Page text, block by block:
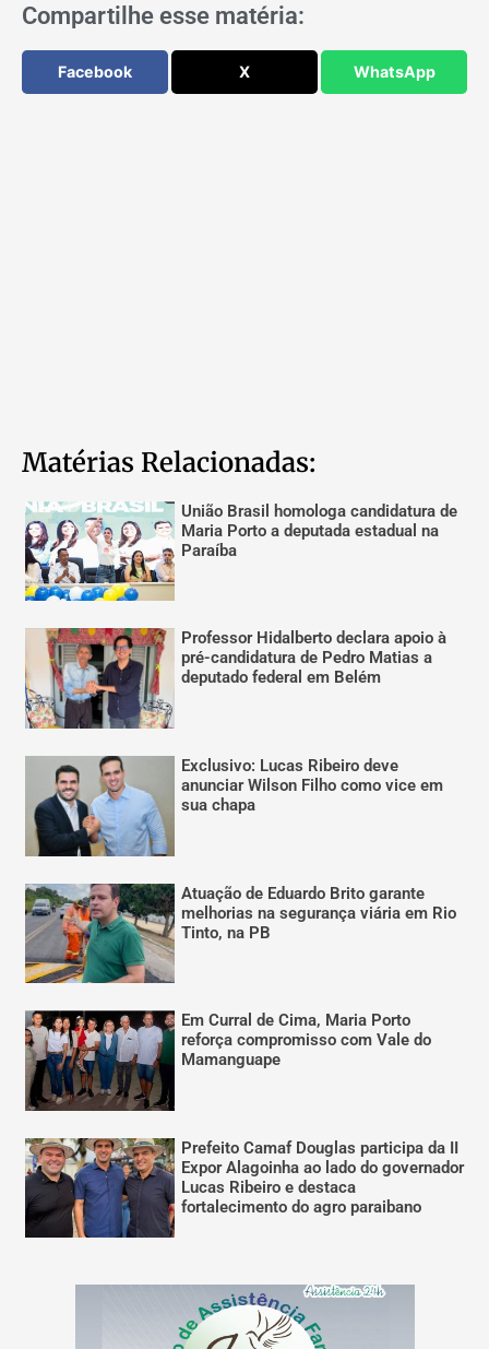
Compartilhe esse matéria:
Facebook X WhatsApp
Matérias Relacionadas:
União Brasil homologa candidatura de
Maria Porto a deputada estadual na
Paraíba
Professor Hidalberto declara apoio à
pré-candidatura de Pedro Matias a
deputado federal em Belém
Exclusivo: Lucas Ribeiro deve
anunciar Wilson Filho como vice em
sua chapa
Atuação de Eduardo Brito garante
melhorias na segurança viária em Rio
Tinto, na PB
Em Curral de Cima, Maria Porto
reforça compromisso com Vale do
Mamanguape
Prefeito Camaf Douglas participa da II
Expor Alagoinha ao lado do governador
Lucas Ribeiro e destaca
fortalecimento do agro paraibano